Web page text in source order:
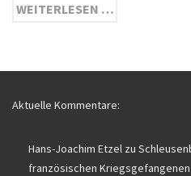
WEITERLESEN …
Aktuelle Kommentare:
Hans-Joachim Etzel zu
französischen